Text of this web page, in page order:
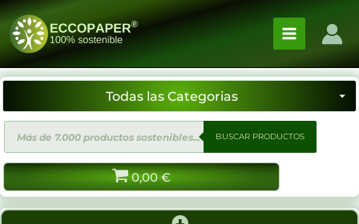
Ir
contenido
de
productos
BUSCAR PRODUCTOS
0,00 €